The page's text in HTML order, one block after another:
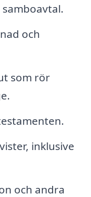
och
som rör
inklusive
och andra